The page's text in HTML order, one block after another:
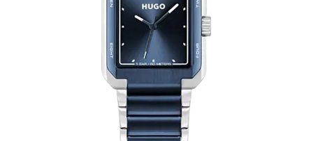
Авторизация
Каталог
Мужские часы
Женские часы